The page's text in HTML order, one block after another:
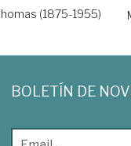
(1875-1955)
BOLETÍN DE